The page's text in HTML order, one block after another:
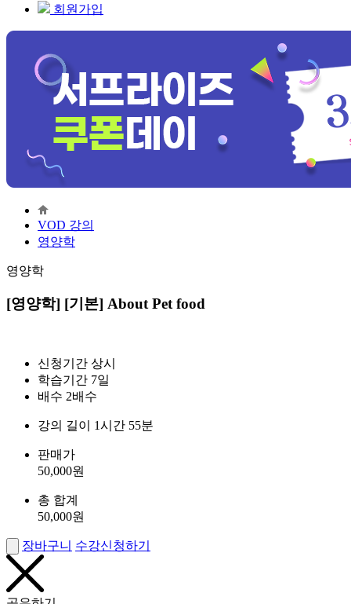
회원가입
VOD 강의
영양학
영양학
[영양학] [기본] About Pet food
신청기간 상시
학습기간 7일
배수 2배수
강의 길이 1시간 55분
판매가
50,000원
총 합계
50,000원
장바구니 수강신청하기